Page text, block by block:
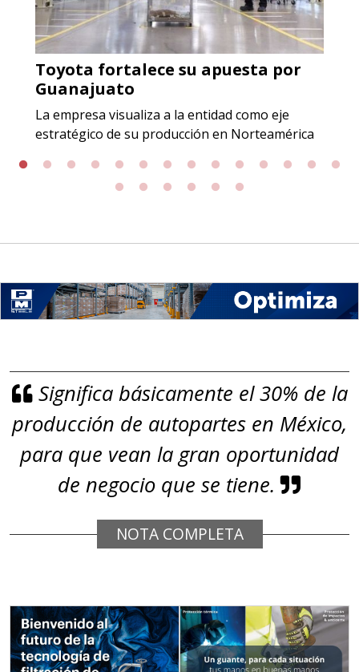
Empresa en Jalisco
Requiere:
ACERO INOXIDABLE
Especificaciones:
Incluyendo grado 304. Requisitos:
Empresa en Jalisco
GRAFITO LAMINADO EN
ROLLO
Especificaciones:
Requisitos: Garantizar composición
química y origen adecuados
(especialmente para grafito) y
gestión ambiental.
Empresa en Jalisco
Requiere:
Toyota fortalece su apuesta por
Guanajuato
La empresa visualiza a la entidad como eje
estratégico de su producción en Norteamérica
Significa básicamente el 30% de la
producción de autopartes en México,
para que vean la gran oportunidad
de negocio que se tiene.
NOTA COMPLETA